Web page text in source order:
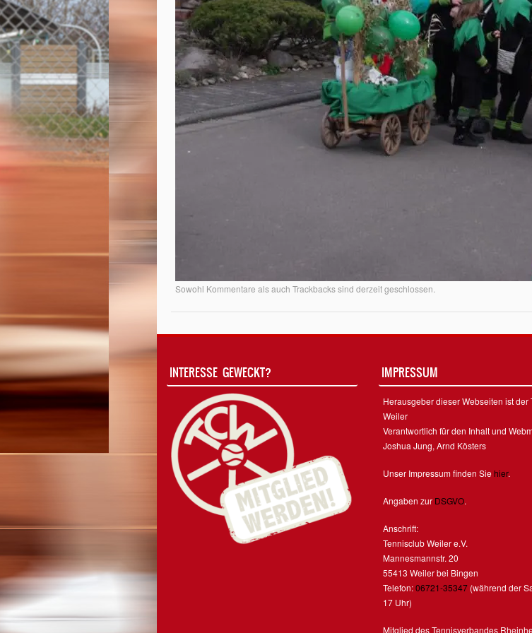
Sowohl Kommentare als auch Trackbacks sind derzeit geschlossen.
INTERESSE GEWECKT? IMPRESSUM
Herausgeber dieser Webseiten ist der
Weiler
Verantwortlich für den Inhalt und
Joshua Jung, Arnd Kösters
Unser Impressum finden Siehier.
Angaben zur DSGVO.
Anschrift:
Tennisclub Weiler e.V.
Mannesmannstr. 20
55413 Weiler bei Bingen
Telefon:06721-35347 (während der
17 Uhr)
Mitglied des Tennisverbandes